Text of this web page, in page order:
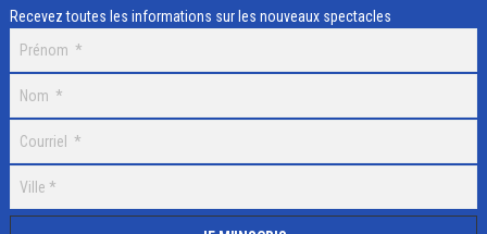
Recevez toutes les informations sur les nouveaux spectacles